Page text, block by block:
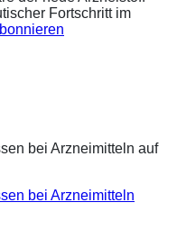
Fortschritt im
bei Arzneimitteln